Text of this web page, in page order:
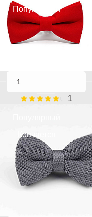
Популярный
1
Кончается